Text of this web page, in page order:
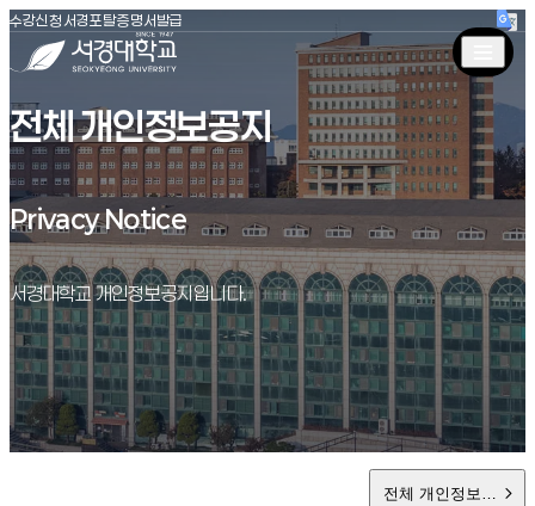
서경대학교
수강신청 (새창 열림)
서경포탈(새창 열림)
증명서발급(새창 열림)
전체 개인정보공지
Privacy Notice
Privacy Notice
서경대학교 개인정보공지입니다.
전체 개인정보공지